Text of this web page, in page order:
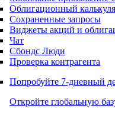
Облигационный
Сохраненные запросы
Виджеты акций и
Чат
Сбондс Люди
Проверка контрагента
Попробуйте 7-дневный
Откройте глобальную